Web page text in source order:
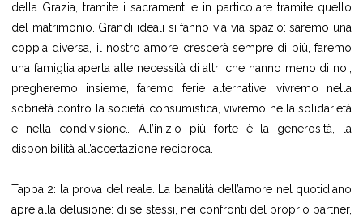
della Grazia, tramite i sacramenti e in particolare tramite quello
del matrimonio. Grandi ideali si fanno via via spazio: saremo una
coppia diversa, il nostro amore crescerà sempre di più, faremo
una famiglia aperta alle necessità di altri che hanno meno di noi,
pregheremo insieme, faremo ferie alternative, vivremo nella
sobrietà contro la società consumistica, vivremo nella solidarietà
e nella condivisione… All’inizio più forte è la generosità, la
disponibilità all’accettazione reciproca.
Tappa 2: la prova del reale. La banalità dell’amore nel quotidiano
apre alla delusione: di se stessi, nei confronti del proprio partner,